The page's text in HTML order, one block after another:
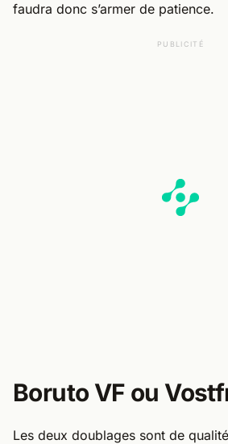
faudra donc s’armer de patience.
PUBLICITÉ
Boruto VF ou
Les deux doublages sont de